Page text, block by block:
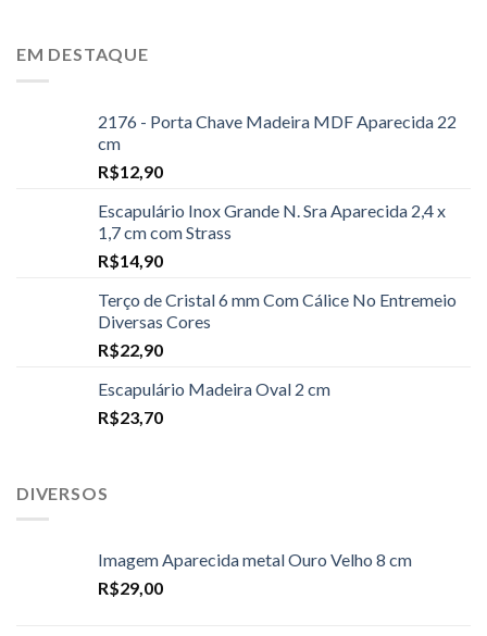
EM DESTAQUE
2176 - Porta Chave Madeira MDF Aparecida 22
cm
R$12,90
Escapulário Inox Grande N. Sra Aparecida 2,4 x
1,7 cm com Strass
R$14,90
Terço de Cristal 6 mm Com Cálice No Entremeio
Diversas Cores
R$22,90
Escapulário Madeira Oval 2 cm
R$23,70
DIVERSOS
Imagem Aparecida metal Ouro Velho 8 cm
R$29,00